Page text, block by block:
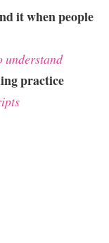
it when people
understand
practice